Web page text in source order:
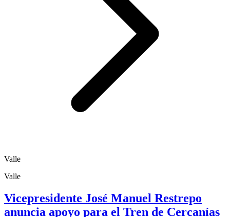
Valle
Valle
Vicepresidente José Manuel Restrepo
anuncia apoyo para el Tren de Cercanías